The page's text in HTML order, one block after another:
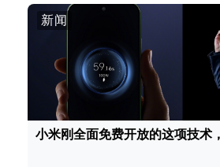
新闻
小米刚全面免费开放的这项技术